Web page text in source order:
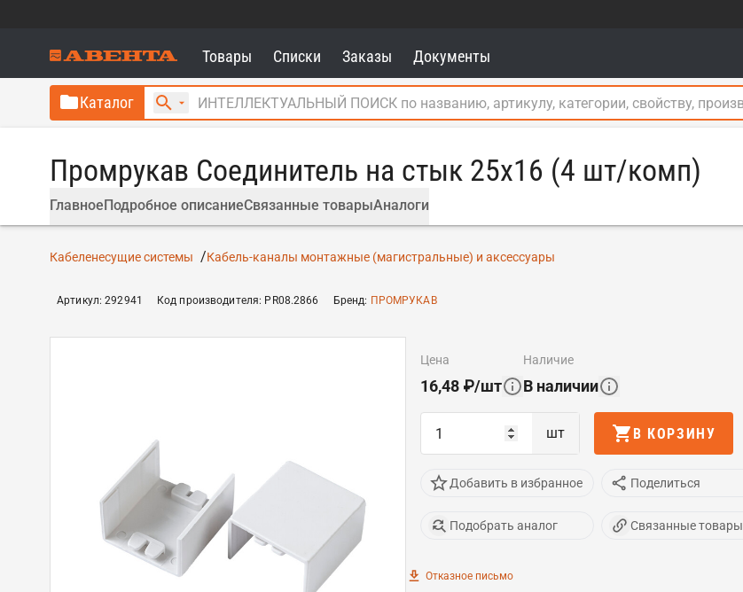
Товары Списки Заказы Документы
Каталог
Промрукав Соединитель на стык 25х16 (4 шт/комп)
ГлавноеПодробное описаниеСвязанные товарыАналоги
Кабеленесущие системы Кабель-каналы монтажные (магистральные) и аксессуары
Артикул:292941 Код производителя: PR08.2866 Бренд: ПРОМРУКАВ
цена
16,48 ₽/шт
наличие
В наличии
шт В КОРЗИНУ
Добавить в избранное Поделиться
Подобрать аналог Связанные товары
Отказное письмо